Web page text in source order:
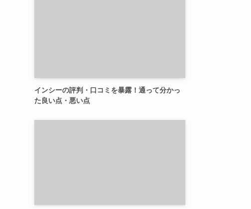
インシーの評判・口コミを暴露！通って分かっ
た良い点・悪い点